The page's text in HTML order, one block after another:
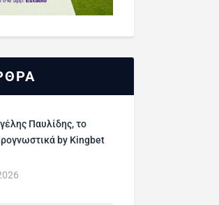
Παυλίδης, το
by Kingbet